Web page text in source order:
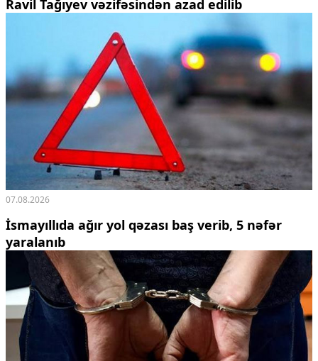
Ravil Tağıyev vəzifəsindən azad edilib
07.08.2026
İsmayıllıda ağır yol qəzası baş verib, 5 nəfər
yaralanıb